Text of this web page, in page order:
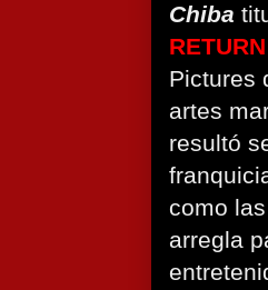
Chiba
Pictures
artes
resultó
como
arregla